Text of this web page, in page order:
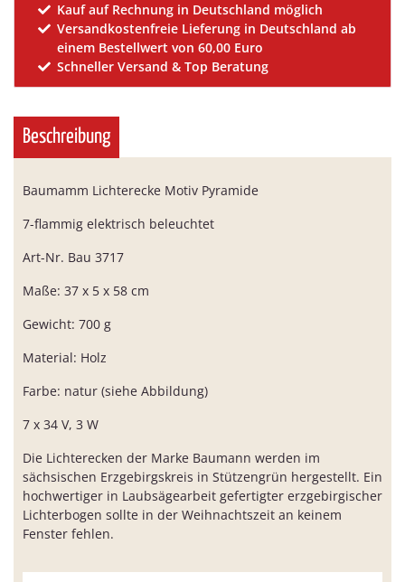
Kauf auf Rechnung in Deutschland möglich
Versandkostenfreie Lieferung in Deutschland ab
einem Bestellwert von 60,00 Euro
Schneller Versand & Top Beratung
Beschreibung
Baumamm Lichterecke Motiv Pyramide
7-flammig elektrisch beleuchtet
Art-Nr. Bau 3717
Maße: 37 x 5 x 58 cm
Gewicht: 700 g
Material: Holz
Farbe: natur (siehe Abbildung)
7 x 34 V, 3 W
Die Lichterecken der Marke Baumann werden im
sächsischen Erzgebirgskreis in Stützengrün hergestellt. Ein
hochwertiger in Laubsägearbeit gefertigter erzgebirgischer
Lichterbogen sollte in der Weihnachtszeit an keinem
Fenster fehlen.